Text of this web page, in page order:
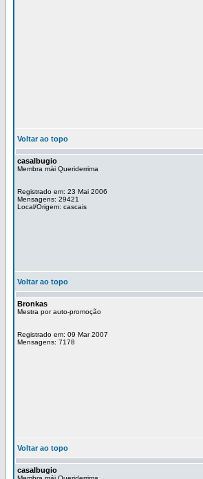
Voltar ao topo
casalbugio
Membra mái Queriderrima
Registrado em: 23 Mai 2006
Mensagens: 29421
Local/Origem: cascais
Voltar ao topo
Bronkas
Mestra por auto-promoção
Registrado em: 09 Mar 2007
Mensagens: 7178
Voltar ao topo
casalbugio